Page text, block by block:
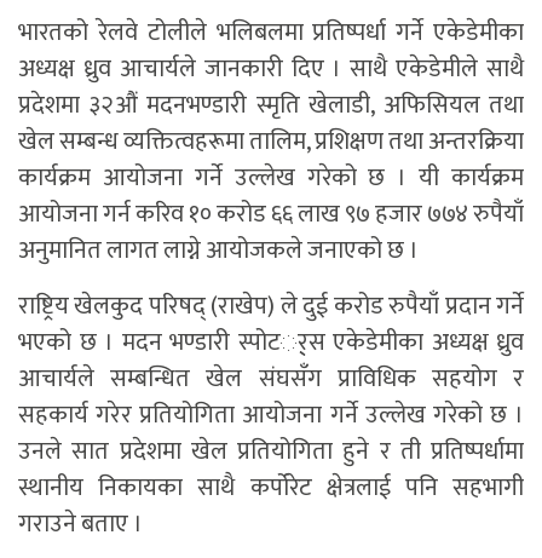
भारतको रेलवे टोलीले भलिबलमा प्रतिष्पर्धा गर्ने एकेडेमीका
अध्यक्ष ध्रुव आचार्यले जानकारी दिए । साथै एकेडेमीले साथै
प्रदेशमा ३२औं मदनभण्डारी स्मृति खेलाडी, अफिसियल तथा
खेल सम्बन्ध व्यक्तित्वहरूमा तालिम, प्रशिक्षण तथा अन्तरक्रिया
कार्यक्रम आयोजना गर्ने उल्लेख गरेको छ । यी कार्यक्रम
आयोजना गर्न करिव १० करोड ६६ लाख ९७ हजार ७७४ रुपैयाँ
अनुमानित लागत लाग्ने आयोजकले जनाएको छ ।
राष्ट्रिय खेलकुद परिषद् (राखेप) ले दुई करोड रुपैयाँ प्रदान गर्ने
भएको छ । मदन भण्डारी स्पोटर््स एकेडेमीका अध्यक्ष ध्रुव
आचार्यले सम्बन्धित खेल संघसँग प्राविधिक सहयोग र
सहकार्य गरेर प्रतियोगिता आयोजना गर्ने उल्लेख गरेको छ ।
उनले सात प्रदेशमा खेल प्रतियोगिता हुने र ती प्रतिष्पर्धामा
स्थानीय निकायका साथै कर्पोरेट क्षेत्रलाई पनि सहभागी
गराउने बताए ।